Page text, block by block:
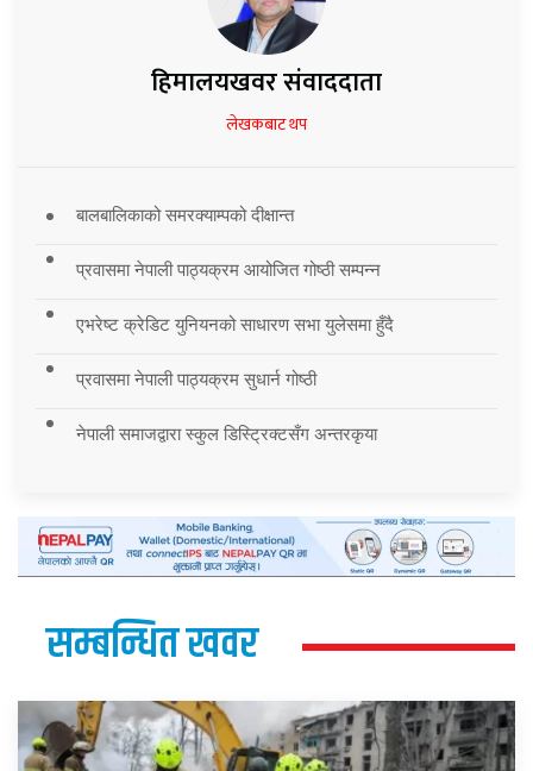
हिमालयखवर संवाददाता
लेखकबाट थप
बालबालिकाको समरक्याम्पको दीक्षान्त
प्रवासमा नेपाली पाठ्यक्रम आयोजित गोष्ठी सम्पन्न
एभरेष्ट क्रेडिट युनियनको साधारण सभा युलेसमा हुँदै
प्रवासमा नेपाली पाठ्यक्रम सुधार्न गोष्ठी
नेपाली समाजद्वारा स्कुल डिस्ट्रिक्टसँग अन्तरकृया
सम्बन्धित खवर